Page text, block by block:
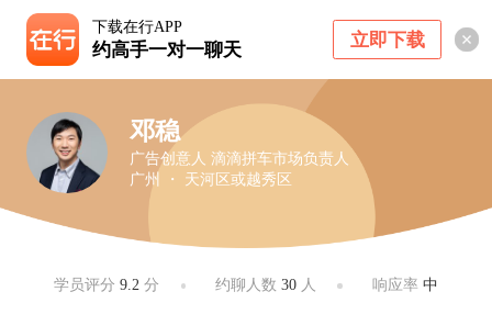
下载在行APP
约高手一对一聊天 立即下载
邓稳
广告创意人 滴滴拼车市场负责人
广州 ・ 天河区或越秀区
学员评分9.2 分 约聊人数 30人 响应率 中